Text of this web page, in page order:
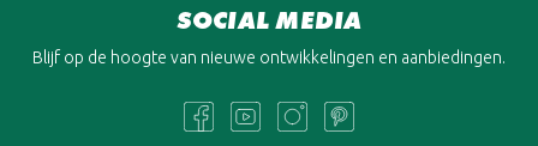
SOCIAL MEDIA
Blijf op de hoogte van nieuwe ontwikkelingen en aanbiedingen.